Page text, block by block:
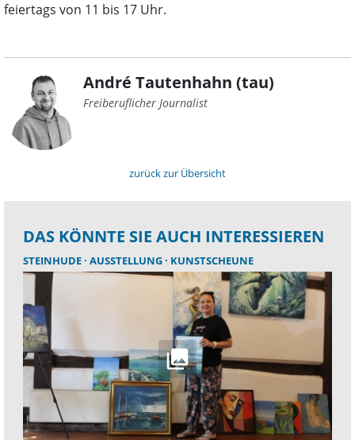
feiertags von 11 bis 17 Uhr.
André Tautenhahn (tau)
Freiberuflicher Journalist
zurück zur Übersicht
DAS KÖNNTE SIE AUCH INTERESSIEREN
STEINHUDE AUSSTELLUNG KUNSTSCHEUNE